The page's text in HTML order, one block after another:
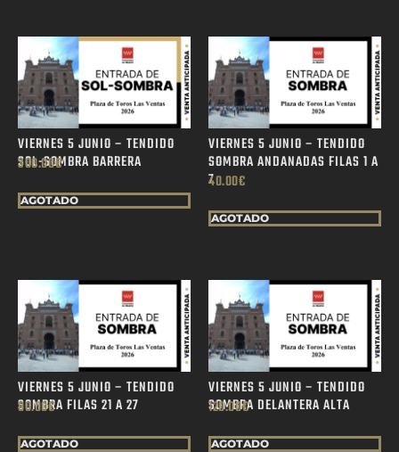
VIERNES 5 JUNIO – TENDIDO
SOL-SOMBRA BARRERA
300.00€
AGOTADO
VIERNES 5 JUNIO – TENDIDO
SOMBRA ANDANADAS FILAS 1 A
7
40.00€
AGOTADO
VIERNES 5 JUNIO – TENDIDO
SOMBRA FILAS 21 A 27
80.00€
AGOTADO
VIERNES 5 JUNIO – TENDIDO
SOMBRA DELANTERA ALTA
120.00€
AGOTADO